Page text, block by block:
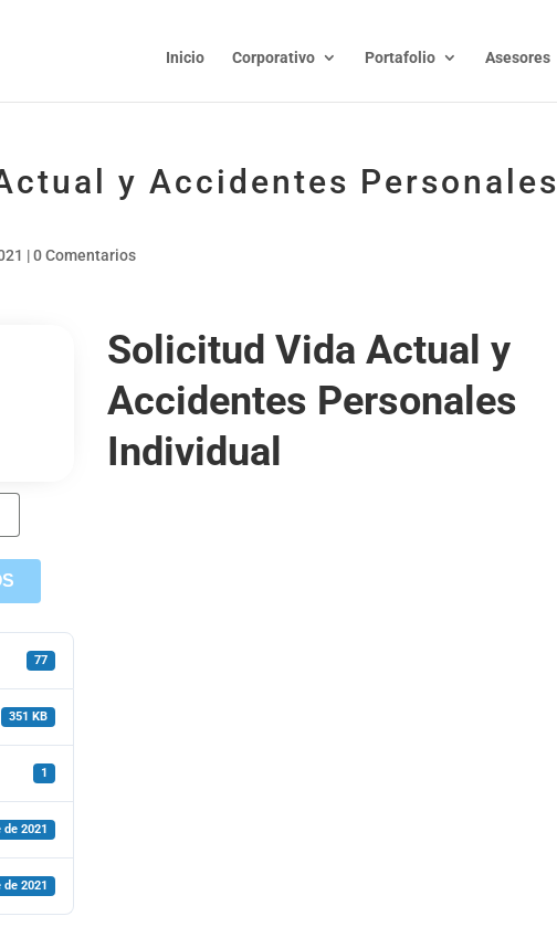
Inicio Corporativo Portafolio Asesores
y Accidentes Personales
|0 Comentarios
77
351 KB
1
de 2021
de 2021
Solicitud Vida Actual y
Accidentes Personales
Individual